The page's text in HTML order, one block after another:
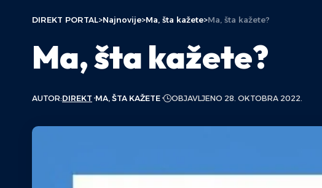
DIREKT PORTAL>Najnovije>Ma, šta kažete>Ma, šta kažete?
Ma, šta kažete?
AUTOR:DIREKT MA, ŠTA KAŽETE OBJAVLJENO 28. OKTOBRA 2022.